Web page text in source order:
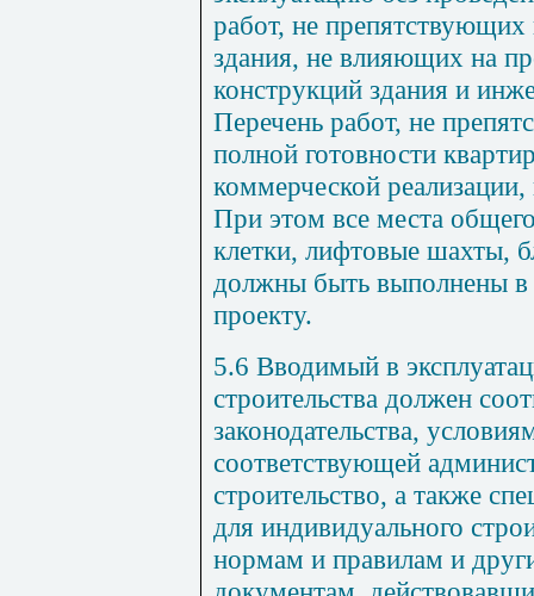
работ, не препятствующих
здания, не влияющих на
конструкций здания и
Перечень работ, не
полной готовности
коммерческой реализации,
При этом все места
клетки, лифтовые шахты,
должны быть выполнены в
проекту.
5.6 Вводимый в
строительства должен
законодательства,
соответствующей
строительство, а также
для индивидуального
нормам и правилам и